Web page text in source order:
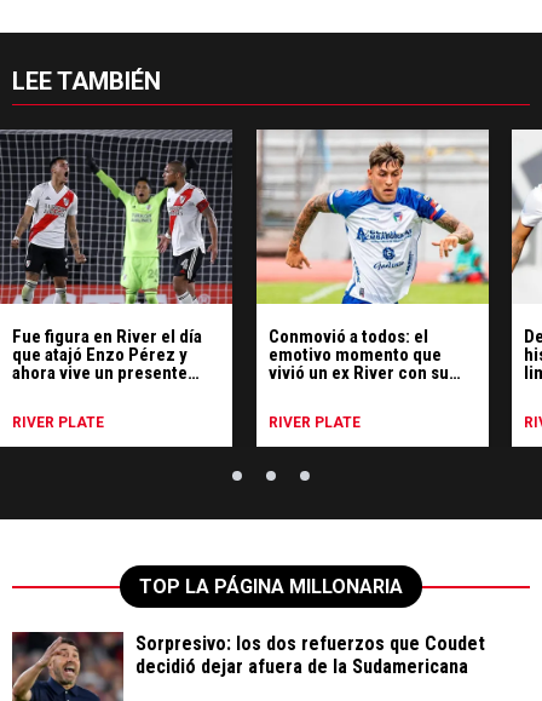
LEE TAMBIÉN
Fue figura en River el día
que atajó Enzo Pérez y
ahora vive un presente
RIVER PLATE
Conmovió a todos: el
emotivo momento que
vivió un ex River con su
RIVER PLATE
TOP LA PÁGINA MILLONARIA
Sorpresivo: los dos refuerzos que Coudet
decidió dejar afuera de la Sudamericana